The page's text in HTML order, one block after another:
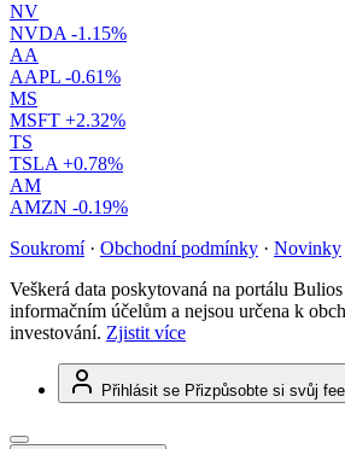
NV
NVDA -1.15%
AA
AAPL -0.61%
MS
MSFT +2.32%
TS
TSLA +0.78%
AM
AMZN -0.19%
Soukromí · Obchodní podmínky · Novinky
Veškerá data poskytovaná na portálu
informačním účelům a nejsou určena k
investování. Zjistit více
Přihlásit se Přizpůsobte si svůj